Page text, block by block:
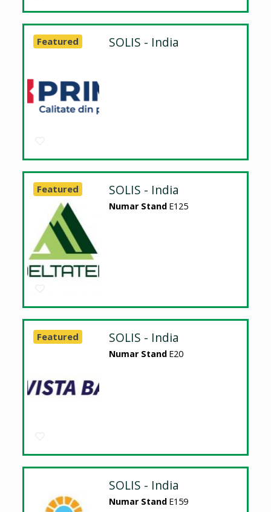
SOLIS - India
Featured
SOLIS - India
Numar Stand E125
Featured
SOLIS - India
Numar Stand E20
Featured
SOLIS - India
Numar Stand E159